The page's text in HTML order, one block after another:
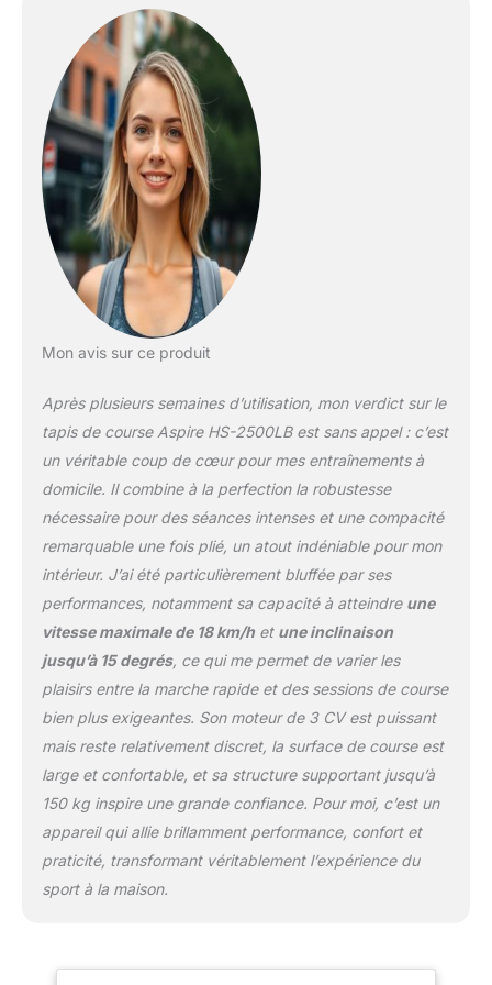
HAUTE QUALITÉ :
Moteur puissant de 3
CV, surface de course 50
x 125 cm, vitesse
maximale jusqu'à 18
km/h, connexion USB et
Bluetooth, affichage
lisible, charge maximale
jusqu'à 150 kg, réglage
de l'inclinaison à partir de
0 ° à 15°, application
les poignées. Cela vous
permet de surveiller
précisément votre
fréquence cardiaque
pendant l'exercice et les
entraînements sur le
tapis de course
électrique. RÉGLAGE DE
L'INCLINAISON JUSQU'À
15° : Courez en montée
pour un entraînement
varié et encore plus
intensif. Utilisez les
fonction Incline pour
régler l'inclinaison du
tapis de course
inclinable. CONNEXIONS
tapis de course pour la
maison est équipée
Mon avis sur ce produit
Après plusieurs semaines d’utilisation, mon verdict sur le
tapis de course Aspire HS-2500LB est sans appel : c’est
un véritable coup de cœur pour mes entraînements à
domicile. Il combine à la perfection la robustesse
nécessaire pour des séances intenses et une compacité
remarquable une fois plié, un atout indéniable pour mon
intérieur. J’ai été particulièrement bluffée par ses
performances, notamment sa capacité à atteindre une
vitesse maximale de 18 km/het une inclinaison
jusqu’à 15 degrés, ce qui me permet de varier les
plaisirs entre la marche rapide et des sessions de course
bien plus exigeantes. Son moteur de 3 CV est puissant
mais reste relativement discret, la surface de course est
large et confortable, et sa structure supportant jusqu’à
150 kg inspire une grande confiance. Pour moi, c’est un
appareil qui allie brillamment performance, confort et
praticité, transformant véritablement l’expérience du
sport à la maison.